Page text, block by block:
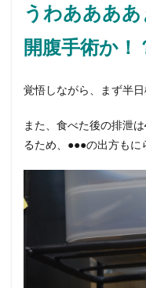
うわああああ
開腹手術か！
覚悟しながら、まず半日
また、食べた後の排泄
るため、●●●の出方もに